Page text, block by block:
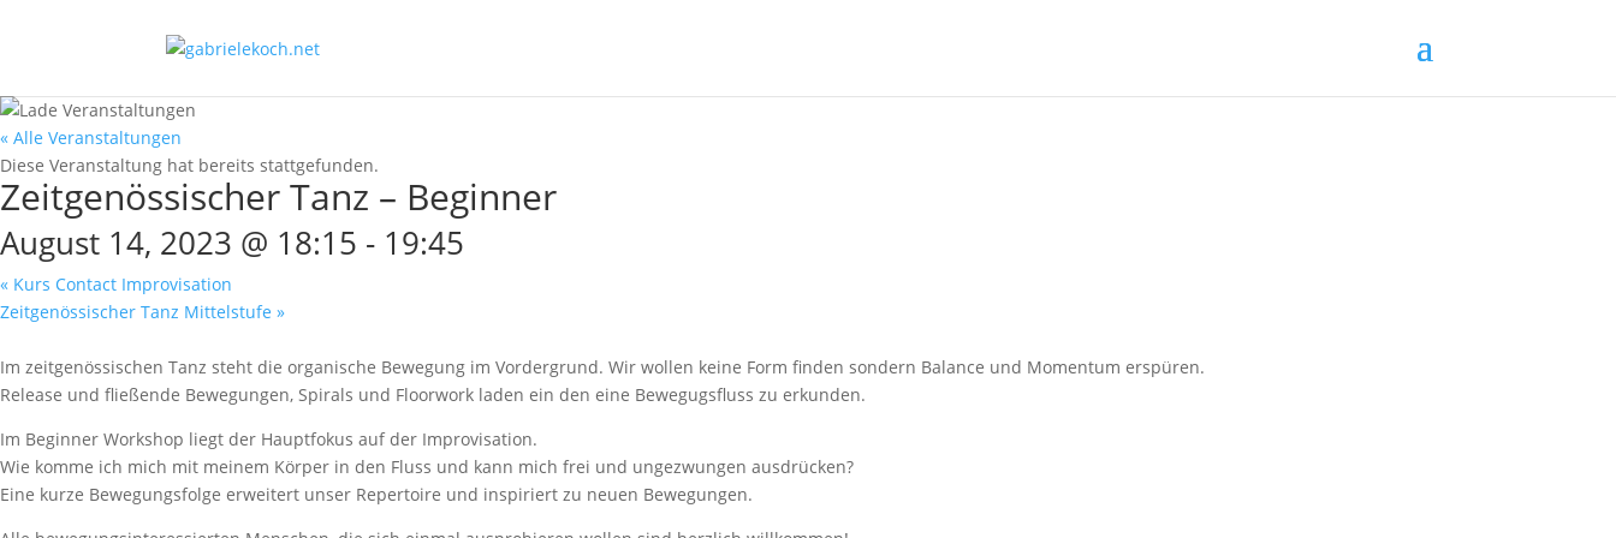
« Alle Veranstaltungen
Diese Veranstaltung hat bereits stattgefunden.
Zeitgenössischer Tanz – Beginner
August 14, 2023 @ 18:15 - 19:45
« Kurs Contact Improvisation
Zeitgenössischer Tanz Mittelstufe »
Im zeitgenössischen Tanz steht die organische Bewegung im Vordergrund. Wir wollen keine Form finden sondern Balance und Momentum erspüren.
Release und fließende Bewegungen, Spirals und Floorwork laden ein den eine Bewegugsfluss zu erkunden.
Im Beginner Workshop liegt der Hauptfokus auf der Improvisation.
Wie komme ich mich mit meinem Körper in den Fluss und kann mich frei und ungezwungen ausdrücken?
Eine kurze Bewegungsfolge erweitert unser Repertoire und inspiriert zu neuen Bewegungen.